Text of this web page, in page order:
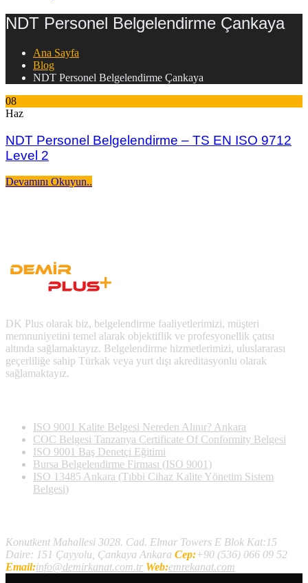
NDT Personel Belgelendirme Çankaya
Ana Sayfa
Blog
NDT Personel Belgelendirme Çankaya
08
Haz
NDT Personel Belgelendirme – TS EN ISO 9712
Level 2
Devamını Okuyun..
DK Plus olarak biz, belgelendirme faaliyetlerimizi, müşteri
memnuniyetini temel alarak objektiflik ve profesyonellik çatısı
altında sağlamaktayız. Belgelendirme hizmetlerimizi, uluslararası
geçerliliğe sahip Türkak veya yurt dışı akreditasyonlu olarak
sağlamaktayız.
ISO 9001 Kalite Belgesi Nereden Alınır? Ankara
COC Belgesi Tanzanya Certificate Of Conformity Belgesi
ISO 9001 Baş Denetçi Eğitimi
Bursa Belgelendirme Firması (ISO 9001)
ISO 13485 Ankara (Tıbbi Cihaz Kalite Yönetim Sistem
Belgesi)
Konutkent Mahallesi 3028. Cad. Elmar Towers E Blok Kat:15
Daire: 151 Çayyolu, Çankaya Ankara Cep:+90 (536) 066 09 52
Email:info@demirkanat.com.tr Web:emrekanat.com